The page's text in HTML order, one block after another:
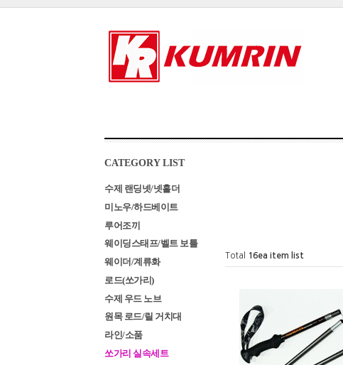
CATEGORY LIST
수제 랜딩넷/넷홀더
미노우/하드베이트
루어조끼
웨이딩스태프/벨트 보틀
웨이더/계류화
로드(쏘가리)
수제 우드 노브
원목 로드/릴 거치대
라인/소품
쏘가리 실속세트
Total 16ea item list